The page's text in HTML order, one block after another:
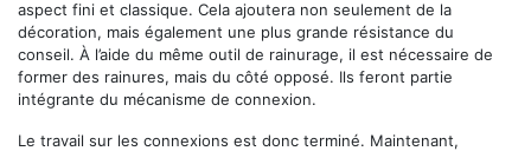
aspect fini et classique. Cela ajoutera non seulement de la
décoration, mais également une plus grande résistance du
conseil. À l’aide du même outil de rainurage, il est nécessaire de
former des rainures, mais du côté opposé. Ils feront partie
intégrante du mécanisme de connexion.
Le travail sur les connexions est donc terminé. Maintenant,